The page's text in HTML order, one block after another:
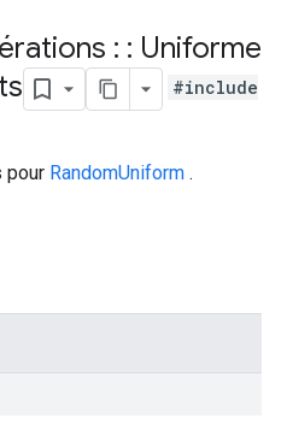
: : Uniforme
#include
pour RandomUniform .